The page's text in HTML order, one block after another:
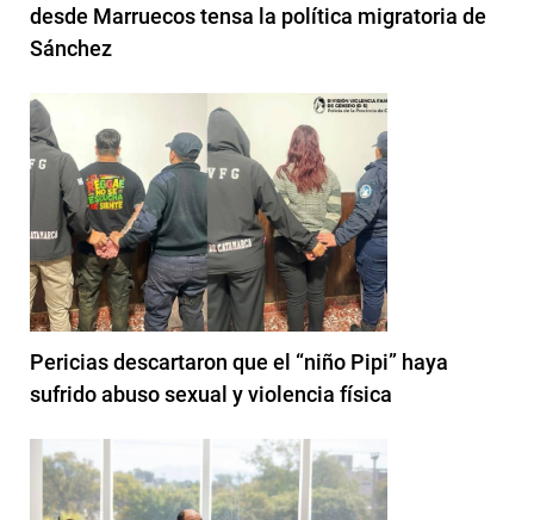
desde Marruecos tensa la política migratoria de
Sánchez
Pericias descartaron que el “niño Pipi” haya
sufrido abuso sexual y violencia física